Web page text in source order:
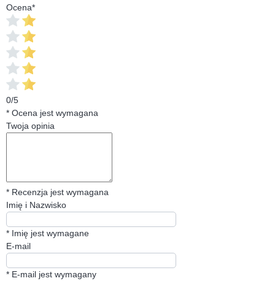
Ocena*
0/5
* Ocena jest wymagana
Twoja opinia
* Recenzja jest wymagana
Imię i Nazwisko
* Imię jest wymagane
E-mail
* E-mail jest wymagany